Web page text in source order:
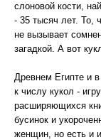
слоновой кости,
- 35 тысяч лет. То,
не вызывает
загадкой. А вот
Древнем Египте и
к числу кукол -
расширяющихся
бусинок и
женщин, но есть и